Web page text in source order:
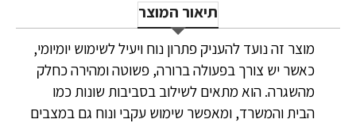
תיאור המוצר
מוצר זה נועד להעניק פתרון נוח ויעיל לשימוש יומיומי,
כאשר יש צורך בפעולה ברורה, פשוטה ומהירה כחלק
מהשגרה. הוא מתאים לשילוב בסביבות שונות כמו
הבית והמשרד, ומאפשר שימוש עקבי ונוח גם במצבים